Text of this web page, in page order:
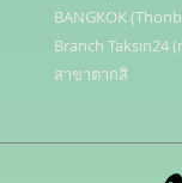
BANGKOK
Branch Taksin24
สาขาตากสิ